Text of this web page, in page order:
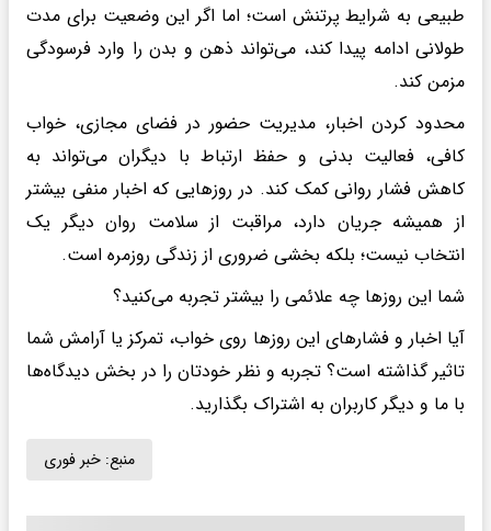
طبیعی به شرایط پرتنش است؛ اما اگر این وضعیت برای مدت
طولانی ادامه پیدا کند، می‌تواند ذهن و بدن را وارد فرسودگی
مزمن کند.
محدود کردن اخبار، مدیریت حضور در فضای مجازی، خواب
کافی، فعالیت بدنی و حفظ ارتباط با دیگران می‌تواند به
کاهش فشار روانی کمک کند. در روزهایی که اخبار منفی بیشتر
از همیشه جریان دارد، مراقبت از سلامت روان دیگر یک
انتخاب نیست؛ بلکه بخشی ضروری از زندگی روزمره است.
شما این روزها چه علائمی را بیشتر تجربه می‌کنید؟
آیا اخبار و فشارهای این روزها روی خواب، تمرکز یا آرامش شما
تاثیر گذاشته است؟ تجربه و نظر خودتان را در بخش دیدگاه‌ها
با ما و دیگر کاربران به اشتراک بگذارید.
منبع: خبر فوری